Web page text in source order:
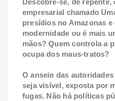
Descobre-se, de repente,
empresarial chamado
presídios no Amazonas e
modernidade ou é mais
mãos? Quem controla a
ocupa dos maus-tratos?
O anseio das
seja visível, exposta por
fugas. Não há políticas